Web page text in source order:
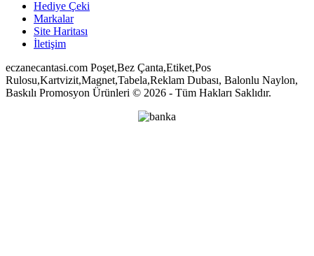
Hediye Çeki
Markalar
Site Haritası
İletişim
eczanecantasi.com Poşet,Bez Çanta,Etiket,Pos
Rulosu,Kartvizit,Magnet,Tabela,Reklam Dubası, Balonlu Naylon,
Baskılı Promosyon Ürünleri © 2026 - Tüm Hakları Saklıdır.